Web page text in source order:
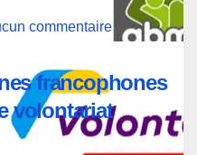
commentaire
francophones
volontariat